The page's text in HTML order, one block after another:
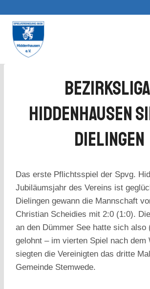
Inhalt
springen
Hiddenhausen
Dielingen
Das erste Pflichtsspiel der Spvg.
Jubiläumsjahr des Vereins ist
Dielingen gewann die Mannschaft
Christian Scheidies mit 2:0 (1:0).
an den Dümmer See hatte sich also
gelohnt – im vierten Spiel nach dem
siegten die Vereinigten das dritte
Gemeinde Stemwede.